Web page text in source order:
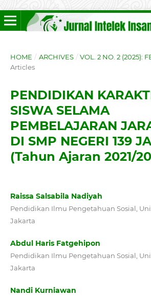
HOME / ARCHIVES / VOL. 2 NO. 2 (2025):
Articles
PENDIDIKAN
SISWA SELAMA
PEMBELAJARAN
DI SMP NEGERI 139
(Tahun Ajaran 2021/
Raissa Salsabila Nadiyah
Pendidikan Ilmu Pengetahuan Sosial,
Jakarta
Abdul Haris Fatgehipon
Pendidikan Ilmu Pengetahuan Sosial,
Jakarta
Nandi Kurniawan